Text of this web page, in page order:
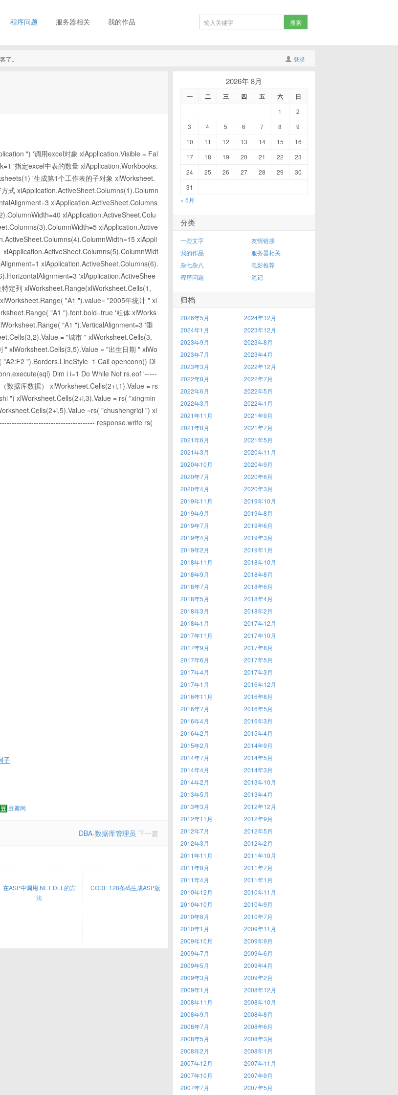
程序问题 服务器相关 我的作品
登录
了。
") '调用excel对象 xlApplication.Visible = Fal
'指定excel中表的数量 xlApplication.Workbooks.
'生成第1个工作表的子对象 xlWorksheet.
式 xlApplication.ActiveSheet.Columns(1).Column
xlApplication.ActiveSheet.Columns
xlApplication.ActiveSheet.Colu
xlApplication.Active
xlAppli
xlApplication.ActiveSheet.Columns(6).
'xlApplication.ActiveShee
定列 xlWorksheet.Range(xlWorksheet.Cells(1,
"A1 ").value= "2005年统计 " xl
"A1 ").font.bold=true '粗体 xlWorks
"A1 ").VerticalAlignment=3 '垂
= "城市 " xlWorksheet.Cells(3,
xlWorksheet.Cells(3,5).Value = "出生日期 " xlWo
").Borders.LineStyle=1 Call openconn() Di
Dim i i=1 Do While Not rs.eof '-----
据库数据） xlWorksheet.Cells(2+i,1).Value = rs
") xlWorksheet.Cells(2+i,3).Value = rs( "xingmin
=rs( "chushengriqi ") xl
response.write rs(
子
豆瓣网
DBA-数据库管理员 下一篇
在ASP中调用.NET DLL的方
法
CODE 128条码生成ASP版
2026年 8月
一 二 三 四 五 六 日
1
2
3
4 5 6 7 8
9
10
11 12 13 14 15
16
17
18 19 20 21 22
23
24
25 26 27 28 29
30
31
« 5月
分类
一些文字
友情链接
我的作品
服务器相关
杂七杂八
电影推荐
程序问题
笔记
归档
2026年5月
2024年12月
2024年1月
2023年12月
2023年9月
2023年8月
2023年7月
2023年4月
2023年3月
2022年12月
2022年8月
2022年7月
2022年6月
2022年5月
2022年3月
2022年1月
2021年11月
2021年9月
2021年8月
2021年7月
2021年6月
2021年5月
2021年3月
2020年11月
2020年10月
2020年9月
2020年7月
2020年6月
2020年4月
2020年3月
2019年11月
2019年10月
2019年9月
2019年8月
2019年7月
2019年6月
2019年4月
2019年3月
2019年2月
2019年1月
2018年11月
2018年10月
2018年9月
2018年8月
2018年7月
2018年6月
2018年5月
2018年4月
2018年3月
2018年2月
2018年1月
2017年12月
2017年11月
2017年10月
2017年9月
2017年8月
2017年6月
2017年5月
2017年4月
2017年3月
2017年1月
2016年12月
2016年11月
2016年8月
2016年7月
2016年5月
2016年4月
2016年3月
2016年2月
2015年4月
2015年2月
2014年9月
2014年7月
2014年5月
2014年4月
2014年3月
2014年2月
2013年10月
2013年5月
2013年4月
2013年3月
2012年12月
2012年11月
2012年9月
2012年7月
2012年5月
2012年3月
2012年2月
2011年11月
2011年10月
2011年8月
2011年7月
2011年4月
2011年1月
2010年12月
2010年11月
2010年10月
2010年9月
2010年8月
2010年7月
2010年1月
2009年11月
2009年10月
2009年9月
2009年7月
2009年6月
2009年5月
2009年4月
2009年3月
2009年2月
2009年1月
2008年12月
2008年11月
2008年10月
2008年9月
2008年8月
2008年7月
2008年6月
2008年5月
2008年3月
2008年2月
2008年1月
2007年12月
2007年11月
2007年10月
2007年9月
2007年7月
2007年5月